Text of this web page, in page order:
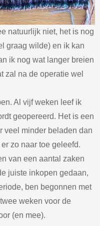
natuurlijk niet, het is nog
graag wilde) en ik kan
ik nog wat langer breien
zal na de operatie wel
Al vijf weken leef ik
geopereerd. Het is een
veel minder beladen dan
zo naar toe geleefd.
van een aantal zaken
juiste inkopen gedaan,
ben begonnen met
weken voor de
(en mee).